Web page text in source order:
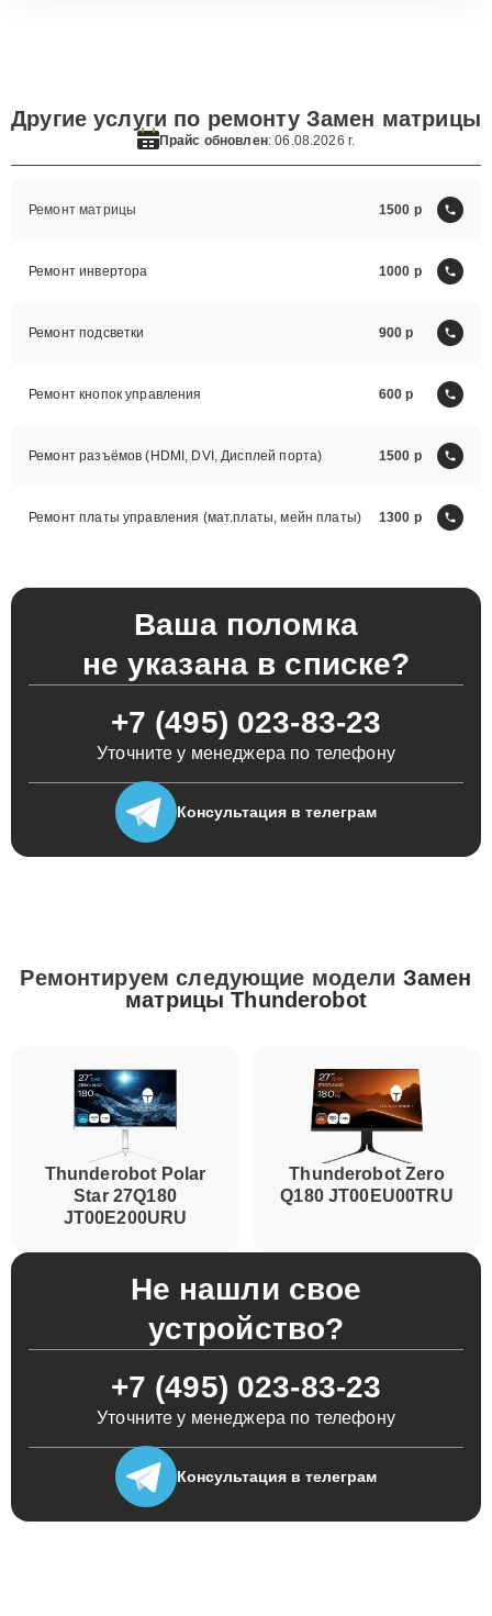
Другие услуги по ремонту Замен матрицы
Прайс обновлен: 06.08.2026 г.
Ремонт матрицы 1500
Ремонт инвертора 1000
Ремонт подсветки 900
Ремонт кнопок управления 600
Ремонт разъёмов (HDMI, DVI, Дисплей порта) 1500
Ремонт платы управления (мат.платы, мейн платы) 1300
Ваша поломка
не указана в списке?
+7 (495) 023-83-23
Уточните у менеджера по телефону
Консультация в телеграм
Ремонтируем следующие модели Замен
матрицы Thunderobot
Thunderobot Polar
Star 27Q180
JT00E200URU
Thunderobot Zero
Q180 JT00EU00TRU
Не нашли свое
устройство?
+7 (495) 023-83-23
Уточните у менеджера по телефону
Консультация в телеграм